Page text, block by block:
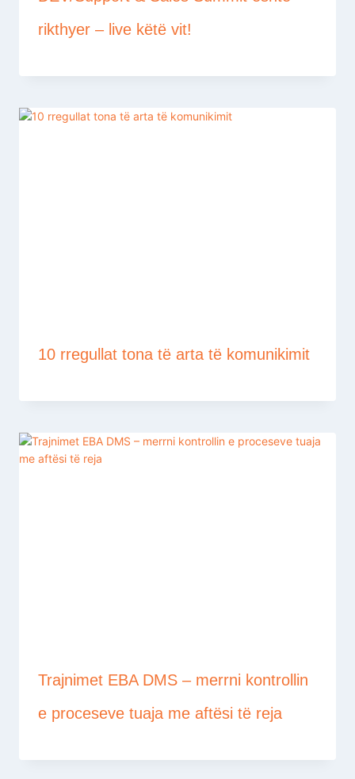
rikthyer – live këtë vit!
10 rregullat tona të arta të komunikimit
Trajnimet EBA DMS – merrni kontrollin
e proceseve tuaja me aftësi të reja